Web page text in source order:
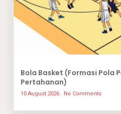
Bola Basket (Formasi Pola
Pertahanan)
10 August 2026 No Comments